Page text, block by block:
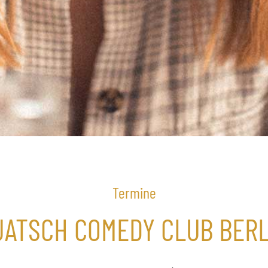
Termine
COMEDY CLUB